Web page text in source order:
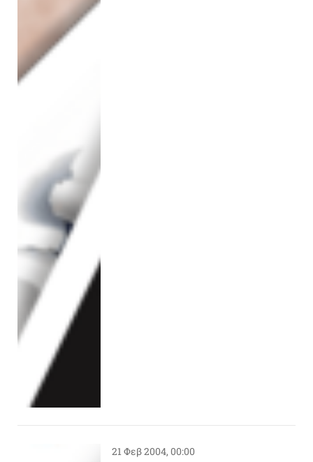
21 Φεβ 2004, 00:00